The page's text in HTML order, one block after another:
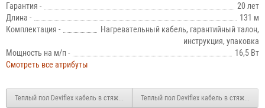
Гарантия -
20 лет
Длина -
131 м
Комплектация -
Нагревательный кабель, гарантийный талон,
инструкция, упаковка
Мощность на м/п -
16,5 Вт
Смотреть все атрибуты
Теплый пол Deviflex кабель в стяжку 18T 2135 Вт 118м (14,8м2)
Теплый пол Deviflex кабель в стяжку